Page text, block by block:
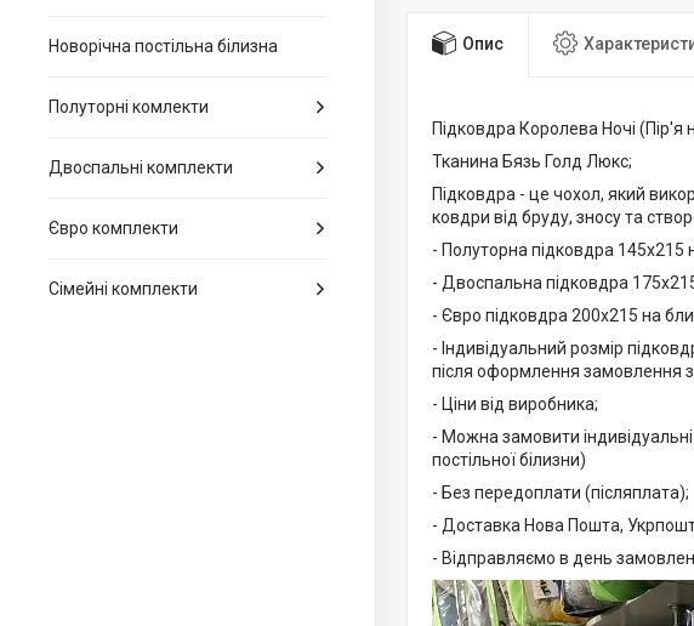
Новорічна постільна білизна
Полуторні комлекти
Двоспальні комплекти
Євро комплекти
Сімейні комплекти
Опис
Підковдра Королева Ночі (Пір'я
Тканина Бязь Голд Люкс;
Підковдра - це чохол, який
ковдри від бруду, зносу та
- Полуторна підковдра 145х215
- Двоспальна підковдра
- Євро підковдра 200х215 на
- Індивідуальний розмір
після оформлення замовлення
- Ціни від виробника;
- Можна замовити
постільної білизни)
- Без передоплати (післяплата);
- Доставка Нова Пошта,
- Відправляємо в день